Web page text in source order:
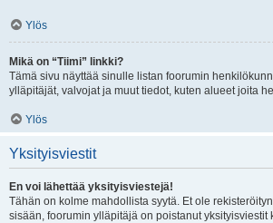
Ylös
Mikä on “Tiimi” linkki?
Tämä sivu näyttää sinulle listan foorumin
ylläpitäjät, valvojat ja muut tiedot, kuten alueet joita
Ylös
Yksityisviestit
En voi lähettää yksityisviestejä!
Tähän on kolme mahdollista syytä. Et ole
sisään, foorumin ylläpitäjä on poistanut yksityisviestit